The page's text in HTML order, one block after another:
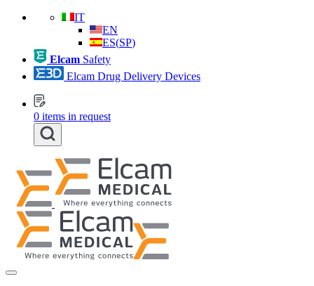
IT
EN
ES(SP)
Elcam Safety
Elcam Drug Delivery Devices
0 items in request